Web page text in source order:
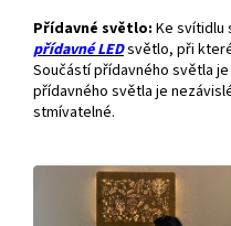
Přídavné světlo: Ke svítidlu
přídavnéLEDsvětlo, při
Součástí přídavného světla
přídavného světla je
stmívatelné.